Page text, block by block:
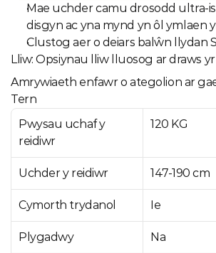
Mae uchder camu drosodd ultra-
disgyn ac yna mynd yn ôl ymlaen
Clustog aer o deiars balŵn llydan
Lliw: Opsiynau lliw lluosog ar draws
Amrywiaeth enfawr o ategolion ar
Tern
Pwysau uchaf y
reidiwr
120 KG
Uchder y reidiwr 147-190 cm
Cymorth trydanol Ie
Plygadwy Na